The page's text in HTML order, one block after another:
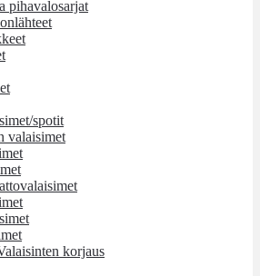
pihavalosarjat
spotit
valaisimet
korjaus